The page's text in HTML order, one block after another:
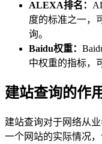
ALEXA排名：
度的标准之一，
询。
Baidu权重：
中权重的指标，
建站查询的作
建站查询对于网络从
一个网站的实际情况